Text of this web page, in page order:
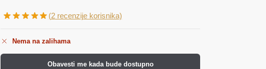
(2recenzije korisnika)
Nema na zalihama
Obavesti me kada bude dostupno